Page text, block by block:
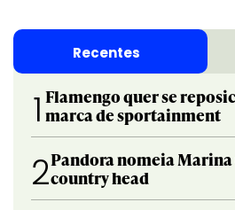
Recentes
1 Flamengo quer se
marca de sportainment
2Pandora nomeia
country head